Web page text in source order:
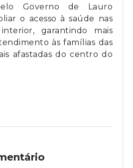
Governo de Lauro
o acesso à saúde nas
garantindo mais
às famílias das
afastadas do centro do